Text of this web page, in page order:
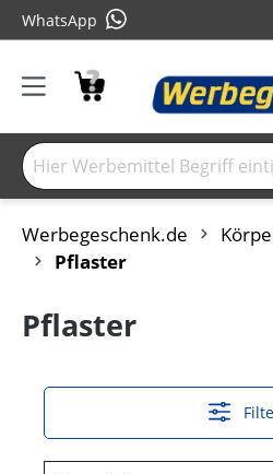
WhatsApp
Werbegeschenk.de
Pflaster
Pflaster